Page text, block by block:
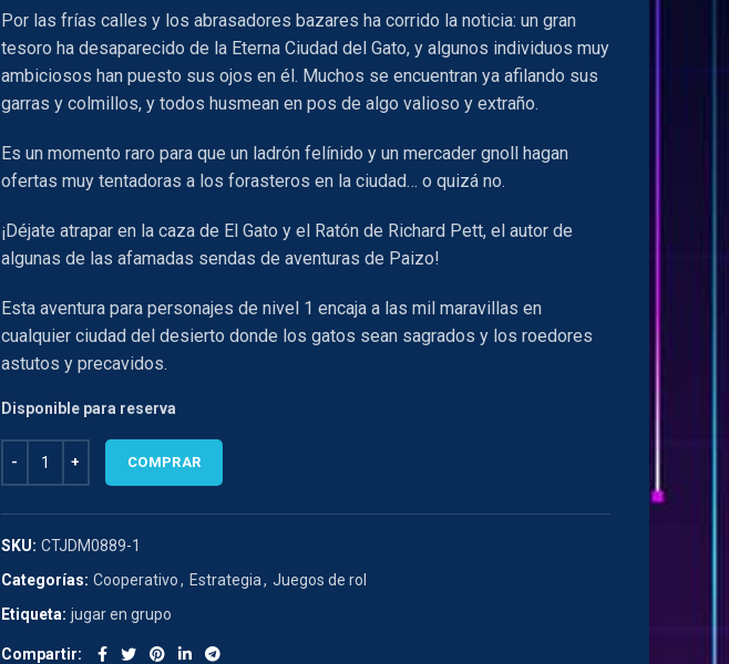
Por las frías calles y los abrasadores bazares ha corrido la noticia: un gran
tesoro ha desaparecido de la Eterna Ciudad del Gato, y algunos individuos muy
ambiciosos han puesto sus ojos en él. Muchos se encuentran ya afilando sus
garras y colmillos, y todos husmean en pos de algo valioso y extraño.
Es un momento raro para que un ladrón felínido y un mercader gnoll hagan
ofertas muy tentadoras a los forasteros en la ciudad… o quizá no.
¡Déjate atrapar en la caza de El Gato y el Ratón de Richard Pett, el autor de
algunas de las afamadas sendas de aventuras de Paizo!
Esta aventura para personajes de nivel 1 encaja a las mil maravillas en
cualquier ciudad del desierto donde los gatos sean sagrados y los roedores
astutos y precavidos.
Disponible para reserva
COMPRAR
SKU: CTJDM0889-1
Categorías: Cooperativo, Estrategia, Juegos de rol
Etiqueta: jugar en grupo
Compartir